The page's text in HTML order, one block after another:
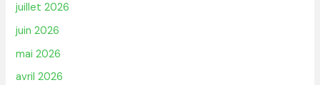
juillet 2026
juin 2026
mai 2026
avril 2026